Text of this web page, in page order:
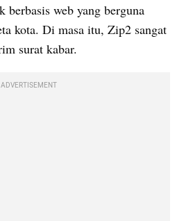
berbasis web yang berguna
kota. Di masa itu, Zip2 sangat
surat kabar.
ADVERTISEMENT